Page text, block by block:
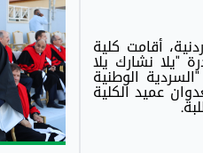
أقامت كلية
"يلا نشارك يلا
الوطنية
عميد الكلية